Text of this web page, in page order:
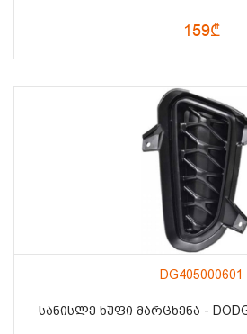
159₾
DG405000601
ᲡᲐᲜᲘᲡᲚᲔ ᲮᲣᲤᲘ ᲛᲐᲠᲪᲮᲔᲜᲐ -